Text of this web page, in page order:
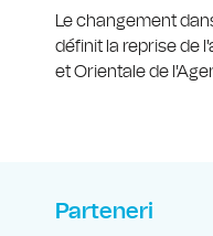
Le changement
définit la reprise de
et Orientale de
Parteneri